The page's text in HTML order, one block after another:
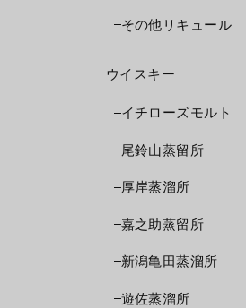
その他リキュール
ウイスキー
イチローズモルト
尾鈴山蒸留所
厚岸蒸溜所
嘉之助蒸留所
新潟亀田蒸溜所
遊佐蒸溜所